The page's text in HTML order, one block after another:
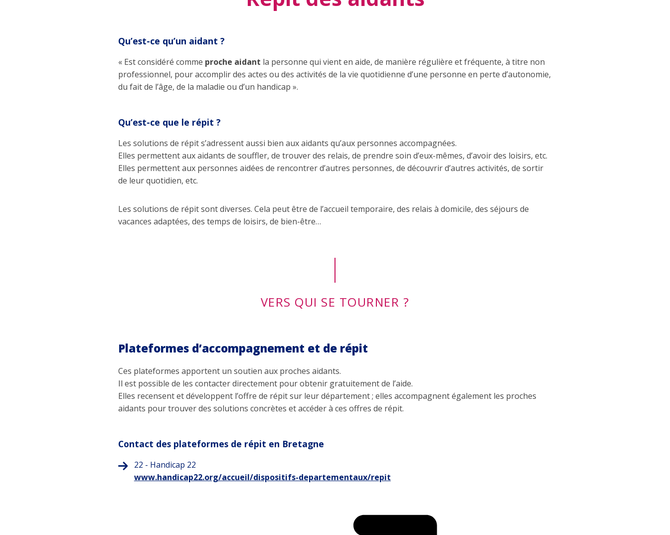
Qu’est-ce qu’un aidant ?
« Est considéré comme proche aidant la personne qui vient en aide, de manière régulière et fréquente, à titre non
professionnel, pour accomplir des actes ou des activités de la vie quotidienne d’une personne en perte d’autonomie,
du fait de l’âge, de la maladie ou d’un handicap ».
Qu’est-ce que le répit ?
Les solutions de répit s’adressent aussi bien aux aidants qu’aux personnes accompagnées.
Elles permettent aux aidants de souffler, de trouver des relais, de prendre soin d’eux-mêmes, d’avoir des loisirs, etc.
Elles permettent aux personnes aidées de rencontrer d’autres personnes, de découvrir d’autres activités, de sortir
de leur quotidien, etc.
Les solutions de répit sont diverses. Cela peut être de l’accueil temporaire, des relais à domicile, des séjours de
vacances adaptées, des temps de loisirs, de bien-être…
VERS QUI SE TOURNER ?
Plateformes d’accompagnement et de répit
Ces plateformes apportent un soutien aux proches aidants.
Il est possible de les contacter directement pour obtenir gratuitement de l’aide.
Elles recensent et développent l’offre de répit sur leur département ; elles accompagnent également les proches
aidants pour trouver des solutions concrètes et accéder à ces offres de répit.
Contact des plateformes de répit en Bretagne
22 - Handicap 22
www.handicap22.org/accueil/dispositifs-departementaux/repit